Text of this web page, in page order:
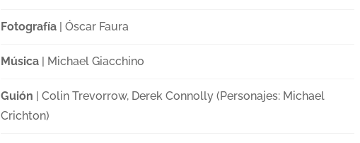
Fotografía| Óscar Faura
Música| Michael Giacchino
Guión | Colin Trevorrow, Derek Connolly (Personajes: Michael
Crichton)